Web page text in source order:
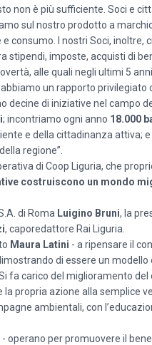
non è più sufficiente. Soci e
sul nostro prodotto a
consumo. I nostri Soci, inoltre,
stipendi, imposte, acquisti di
alle quali negli ultimi 5
un rapporto
decine di iniziative nel campo
; incontriamo ogni anno 18.000
e della cittadinanza attiva; e
regione”.
di Coop Liguria, che
costruiscono un mondo
di Roma Luigino Bruni, la
, caporedattore Rai Liguria.
Maura Latini - a ripensare il
di essere un
fa carico del miglioramento
propria azione alla semplice
ambientali, con
- operano per promuovere il